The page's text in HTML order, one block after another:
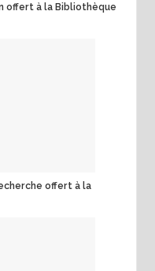
offert à la Bibliothèque
offert à la